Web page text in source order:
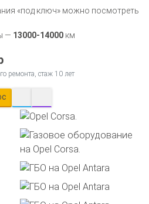
«под ключ» можно посмотреть
— 13000-14000 км
ремонта, стаж 10 лет